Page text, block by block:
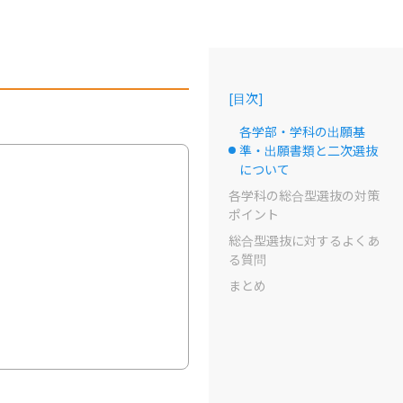
[目次]
選択中のドット
各学部・学科の出願基
準・出願書類と二次選抜
について
各学科の総合型選抜の対策
ポイント
総合型選抜に対するよくあ
る質問
まとめ